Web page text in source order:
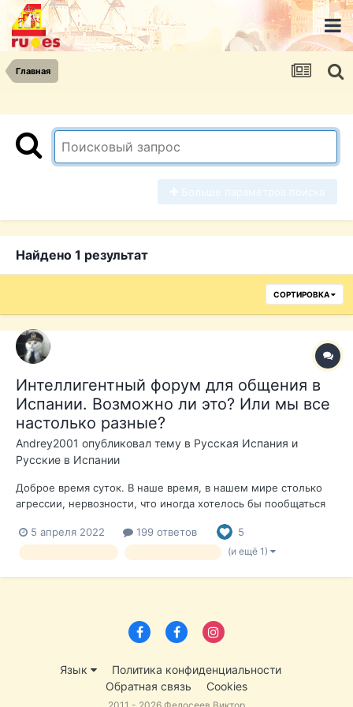
Главная
Найдено 1 результат
СОРТИРОВКА
Интеллигентный форум для общения в
Испании. Возможно ли это? Или мы все
настолько разные?
Andrey2001 опубликовал тему в Русская Испания и
Русские в Испании
Доброе время суток. В наше время, в нашем мире столько
агрессии, нервозности, что иногда хотелось бы пообщаться
других негативных проявлений человеческой психики.
Возможно ли это? Вроде, был форум, потом он разделился. И
5 апреля 2022 199 ответов 5
(и ещё 1)
Язык
Политика конфиденциальности
Обратная связь
Cookies